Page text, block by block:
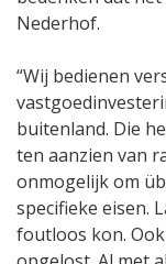
Nederhof.
“Wij bedienen
buitenland. Die
ten aanzien van
onmogelijk om
specifieke eisen.
foutloos kon.